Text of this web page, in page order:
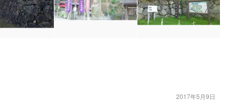
2017年5月9日